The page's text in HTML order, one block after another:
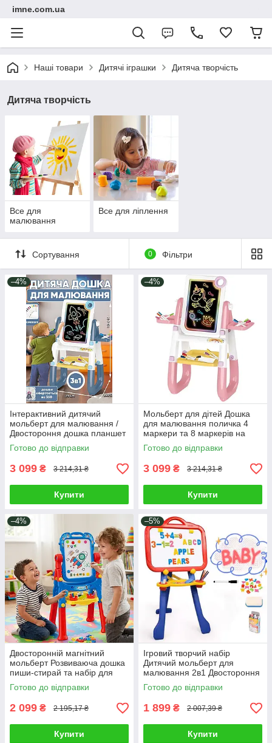
imne.com.ua
Наші товари Дитячі іграшки Дитяча творчість
Дитяча творчість
Все для
малювання
Все для ліплення
Сортування 0 Фільтри
–4%
Інтерактивний дитячий
мольберт для малювання /
Двостороння дошка планшет
пиши стирай маркери творча
зона
Готово до відправки
3 099 ₴ 3 214,31 ₴
Купити
–4%
Мольберт для дітей Дошка
для малювання поличка 4
маркери та 8 маркерів на
водній основі яскраве
підсвічування 3в1
Готово до відправки
3 099 ₴ 3 214,31 ₴
Купити
–4%
Двосторонній магнітний
мольберт Розвиваюча дошка
пиши-стирай та набір для
малювання 42 магніти 6
маркерів крейда
Готово до відправки
2 099 ₴ 2 195,17 ₴
Купити
–5%
Ігровий творчий набір
Дитячий мольберт для
малювання 2в1 Двостороння
дошка планшетка 8 маркерів
12 крейди
Готово до відправки
1 899 ₴ 2 007,39 ₴
Купити